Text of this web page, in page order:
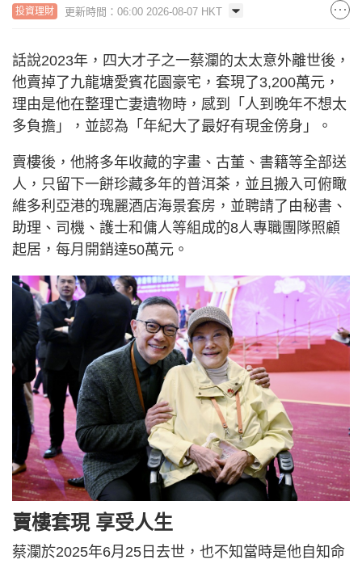
投資理財 更新時間：06:00 2026-08-07 HKT
話說2023年，四大才子之一蔡瀾的太太意外離世後，
他賣掉了九龍塘愛賓花園豪宅，套現了3,200萬元，
理由是他在整理亡妻遺物時，感到「人到晚年不想太
多負擔」，並認為「年紀大了最好有現金傍身」。
賣樓後，他將多年收藏的字畫、古董、書籍等全部送
人，只留下一餅珍藏多年的普洱茶，並且搬入可俯瞰
維多利亞港的瑰麗酒店海景套房，並聘請了由秘書、
助理、司機、護士和傭人等組成的8人專職團隊照顧
起居，每月開銷達50萬元。
賣樓套現 享受人生
蔡瀾於2025年6月25日去世，也不知當時是他自知命